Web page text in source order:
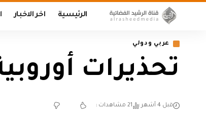
الرئيسية اخر الاخبار
عربي ودولي
تحذيرات
قبل 4 أشهر 21 مشاهدات